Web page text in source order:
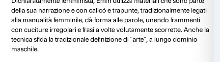
rappresentato da uomini, con le donne relegate al
passive negli studi d’artista, Emin sovverte questa
riappropriandosi della propria immagine.
La serie fotografica Naked Photos. The Life Model